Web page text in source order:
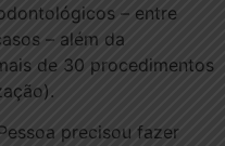
– entre
– além da
de 30 procedimentos
precisou fazer